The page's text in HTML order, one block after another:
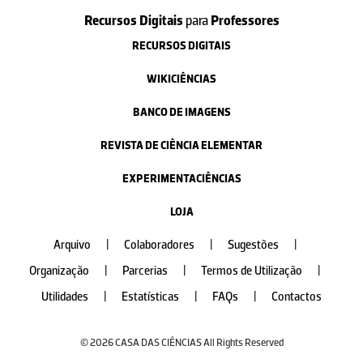
Recursos Digitais paraProfessores
RECURSOS DIGITAIS
WIKICIÊNCIAS
BANCO DE IMAGENS
REVISTA DE CIÊNCIA ELEMENTAR
EXPERIMENTACIÊNCIAS
LOJA
Arquivo Colaboradores Sugestões
Organização
Parcerias Termos de Utilização
Utilidades
Estatísticas FAQs Contactos
© 2026 CASA DAS CIÊNCIAS All Rights Reserved